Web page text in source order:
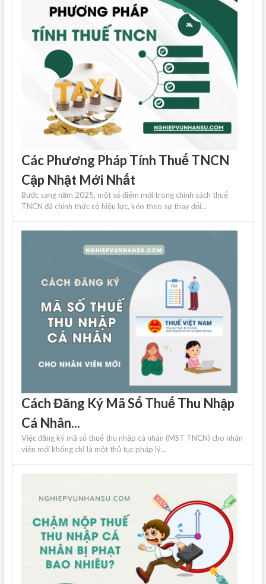
Các Phương Pháp Tính Thuế TNCN
Cập Nhật Mới Nhất
Bước sang năm 2025, một số điểm mới trong chính sách thuế
TNCN đã chính thức có hiệu lực, kéo theo sự thay đổi...
Cách Đăng Ký Mã Số Thuế Thu Nhập
Cá Nhân...
Việc đăng ký mã số thuế thu nhập cá nhân (MST TNCN) cho nhân
viên mới không chỉ là một thủ tục pháp lý...